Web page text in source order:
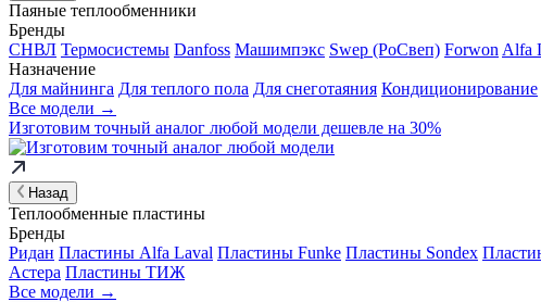
Паяные теплообменники
Бренды
СНВЛ Термосистемы Danfoss Машимпэкс Swep (РоСвеп) Forwon Alfa
Назначение
Для майнинга Для теплого пола Для снеготаяния Кондиционирование
Все модели →
Изготовим точный аналог любой модели дешевле на 30%
Назад
Теплообменные пластины
Бренды
Ридан Пластины Alfa Laval Пластины Funke Пластины Sondex
Астера Пластины ТИЖ
Все модели →